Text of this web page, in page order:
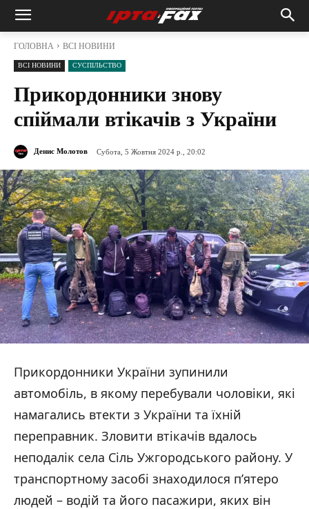
ГОЛОВНА ВСІ НОВИНИ
ВСІ НОВИНИ СУСПІЛЬСТВО
Прикордонники знову
спіймали втікачів з України
Денис Молотов Субота, 5 Жовтня 2024 р., 20:02
Прикордонники України зупинили
автомобіль, в якому перебували чоловіки, які
намагались втекти з України та їхній
переправник. Зловити втікачів вдалось
неподалік села Сіль Ужгородського району. У
транспортному засобі знаходилося п’ятеро
людей – водій та його пасажири, яких він